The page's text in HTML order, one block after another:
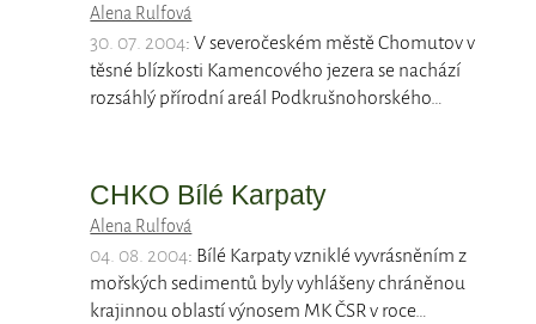
Alena Rulfová
30. 07. 2004: V severočeském městě Chomutov v
těsné blízkosti Kamencového jezera se nachází
rozsáhlý přírodní areál Podkrušnohorského…
CHKO Bílé Karpaty
Alena Rulfová
04. 08. 2004: Bílé Karpaty vzniklé vyvrásněním z
mořských sedimentů byly vyhlášeny chráněnou
krajinnou oblastí výnosem MK ČSR v roce…